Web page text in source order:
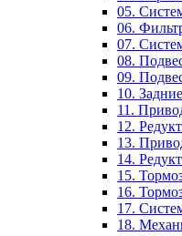
05.
06.
07.
08.
09.
10.
11.
12.
13.
14.
15.
16.
17.
18.